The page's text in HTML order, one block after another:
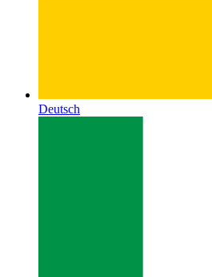
Deutsch